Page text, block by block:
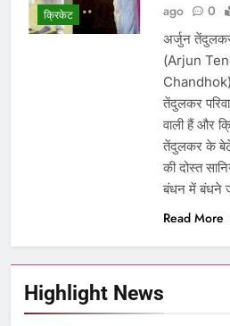
Highlight News
क्रिकेट
ago
0
अर्जुन तेंदुलकर
(Arjun
Chandhok)
तेंदुलकर
वाली हैं और
तेंदुलकर के
की दोस्त
बंधन में बंधने
Read More